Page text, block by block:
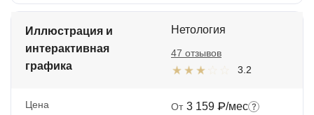
Иллюстрация и
интерактивная
графика
Нетология
3.2
47 отзывов
Цена От 3 159 ₽/мес